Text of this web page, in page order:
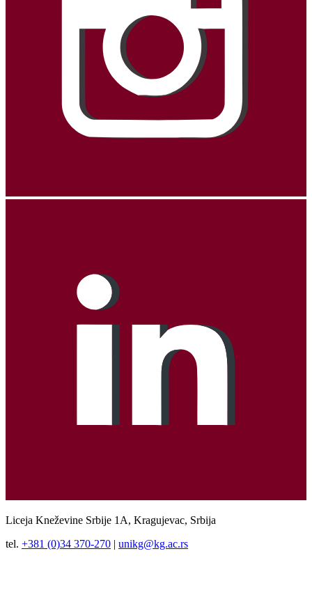
Liceja Kneževine Srbije 1A, Kragujevac, Srbija
tel. +381 (0)34 370-270 | unikg@kg.ac.rs